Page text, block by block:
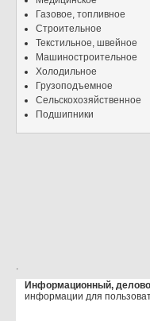
Газовое, топливное
Строительное
Текстильное, швейное
Машиностроительное
Холодильное
Грузоподъемное
Сельскохозяйственное
Подшипники
.
Информационный,
информации для